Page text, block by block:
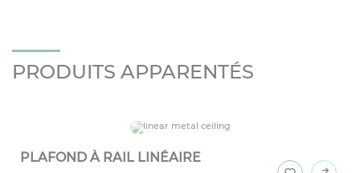
PRODUITS APPARENTÉS
PLAFOND À RAIL LINÉAIRE